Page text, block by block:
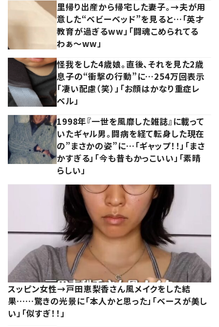
里帰り出産から帰宅した妻子。→夫が用
意した“ベビーベッド”を見ると…「英才
教育が過ぎるww」「闘魂こめられてる
わぁ～ww」
怪我をした4歳娘。直後、それを見た2歳
息子の“衝撃の行動”に…254万回表示
「凄い配慮（笑）」「お顔はかなり重症レ
ベル」
1998年『一世を風靡した雑誌』に載って
いたギャル男。闘病を経て転身した現在
の”まさかの姿”に…「ギャップ！！」「まさ
かすぎる」「今も昔もかっこいい」「素晴
らしい」
スッピン女性→戸田恵梨香さん風メイクをした結
果……驚きの光景に「本人かと思った」「ベースが美し
い」「似すぎ！！」